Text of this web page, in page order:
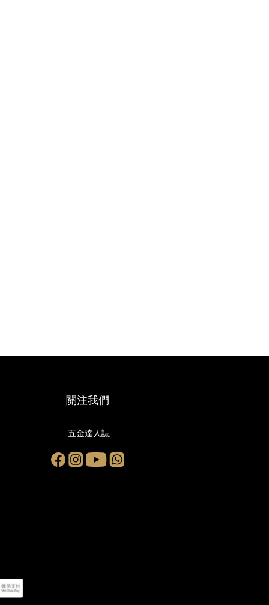
關注我們
五金達人誌